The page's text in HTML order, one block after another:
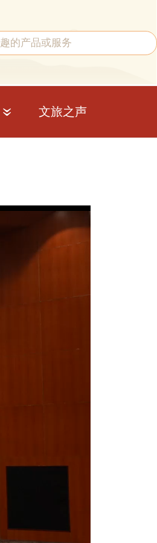
文旅之声